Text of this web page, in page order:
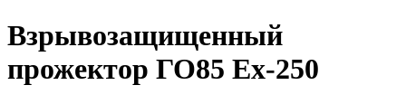
Взрывозащищенный
прожектор ГО85 Ех-250